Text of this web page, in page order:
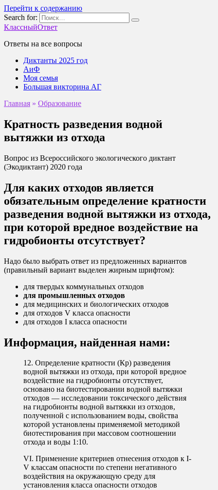
Перейти к содержанию
Search for:
КлассныйОтвет
Ответы на все вопросы
Диктанты 2025 год
АиФ
Моя семья
Большая викторина АГ
Главная » Образование
Кратность разведения водной
вытяжки из отхода
Вопрос из Всероссийского экологического диктант
(Экодиктант) 2020 года
Для каких отходов является
обязательным определение кратности
разведения водной вытяжки из отхода,
при которой вредное воздействие на
гидробионты отсутствует?
Надо было выбрать ответ из предложенных вариантов
(правильный вариант выделен жирным шрифтом):
для твердых коммунальных отходов
для промышленных отходов
для медицинских и биологических отходов
для отходов V класса опасности
для отходов I класса опасности
Информация, найденная нами:
12. Определение кратности (Кр) разведения
водной вытяжки из отхода, при которой вредное
воздействие на гидробионты отсутствует,
основано на биотестировании водной вытяжки
отходов — исследовании токсического действия
на гидробионты водной вытяжки из отходов,
полученной с использованием воды, свойства
которой установлены применяемой методикой
биотестирования при массовом соотношении
отхода и воды 1:10.
VI. Применение критериев отнесения отходов к I-
V классам опасности по степени негативного
воздействия на окружающую среду для
установления класса опасности отходов